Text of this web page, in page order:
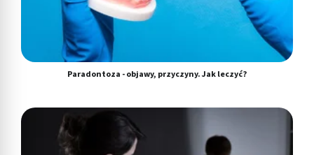
Paradontoza - objawy, przyczyny. Jak leczyć?